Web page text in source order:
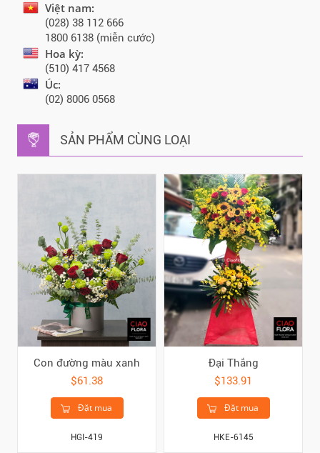
Việt nam:
(028) 38 112 666
1800 6138 (miễn cước)
Hoa kỳ:
(510) 417 4568
Úc:
(02) 8006 0568
SẢN PHẨM CÙNG LOẠI
Con đường màu xanh
$61.38
Đặt mua
HGI-419
Đại Thắng
$133.91
Đặt mua
HKE-6145